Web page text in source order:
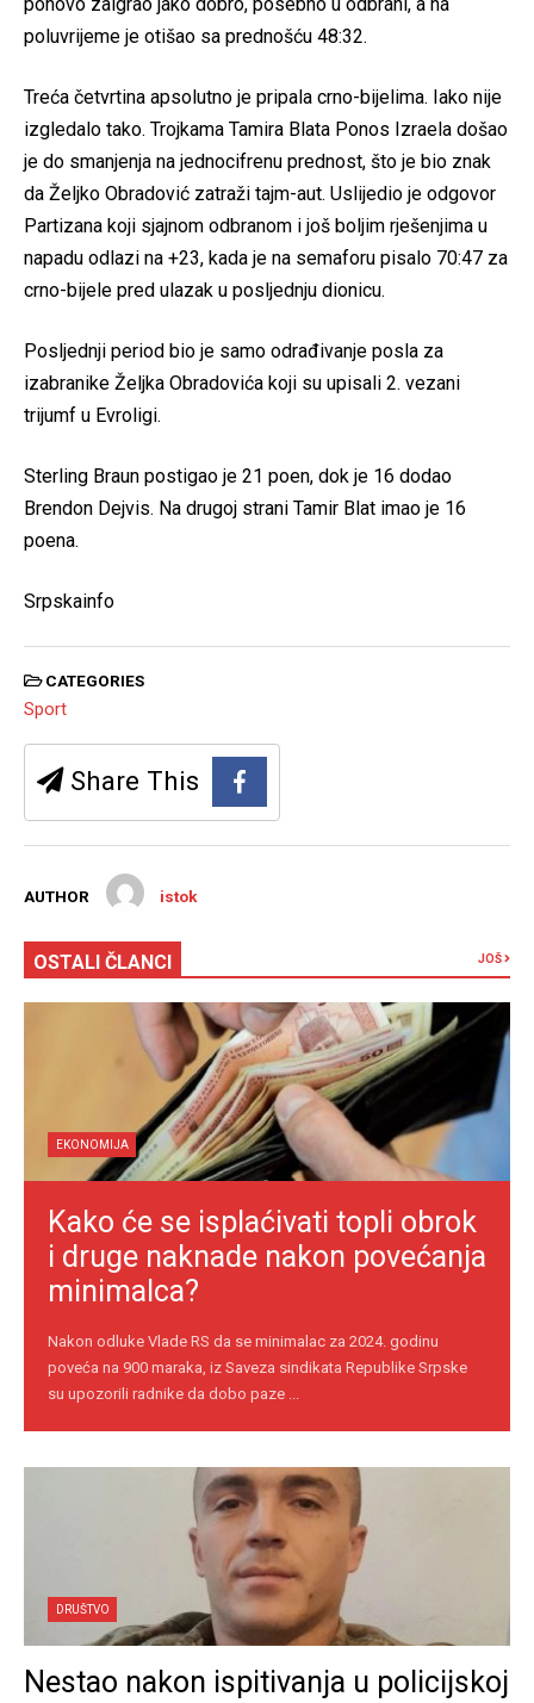
poluvrijeme je otišao sa prednošću 48:32.
Treća četvrtina apsolutno je pripala crno-bijelima. Iako nije
izgledalo tako. Trojkama Tamira Blata Ponos Izraela došao
je do smanjenja na jednocifrenu prednost, što je bio znak
da Željko Obradović zatraži tajm-aut. Uslijedio je odgovor
Partizana koji sjajnom odbranom i još boljim rješenjima u
napadu odlazi na +23, kada je na semaforu pisalo 70:47 za
crno-bijele pred ulazak u posljednju dionicu.
Posljednji period bio je samo odrađivanje posla za
izabranike Željka Obradovića koji su upisali 2. vezani
trijumf u Evroligi.
Sterling Braun postigao je 21 poen, dok je 16 dodao
Brendon Dejvis. Na drugoj strani Tamir Blat imao je 16
poena.
Srpskainfo
CATEGORIES
Sport
Share This
AUTHOR istok
OSTALI ČLANCI JOŠ
EKONOMIJA
Kako će se isplaćivati topli obrok
i druge naknade nakon povećanja
minimalca?
Nakon odluke Vlade RS da se minimalac za 2024. godinu
poveća na 900 maraka, iz Saveza sindikata Republike Srpske
su upozorili radnike da dobo paze ...
DRUŠTVO
Nestao nakon ispitivanja u policijskoj